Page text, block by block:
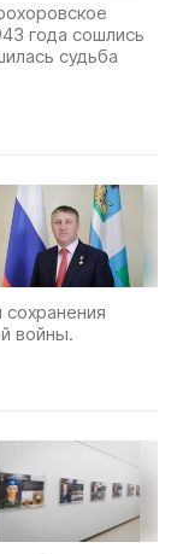
года сошлись
судьба
войны.